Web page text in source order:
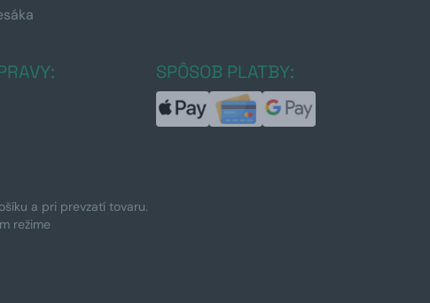
SPÔSOB PLATBY:
a pri prevzatí tovaru.
režime